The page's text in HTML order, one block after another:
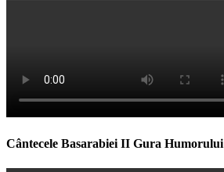
Cântecele Basarabiei II Gura Humorului